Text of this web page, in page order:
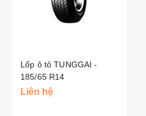
Lốp ô tô TUNGGAI -
185/65 R14
Liên hệ